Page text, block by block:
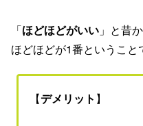
「ほどほどがいい 」と昔
ほどほどが1番ということ
【デメリット 】